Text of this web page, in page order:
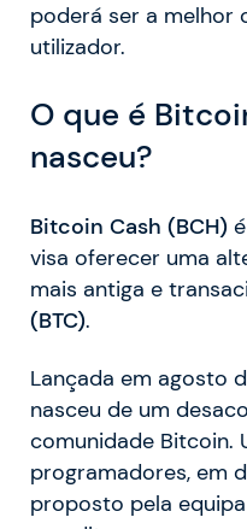
poderá ser a melhor
utilizador.
O que é
nasceu?
Bitcoin Cash (BCH)
visa oferecer uma
mais antiga e
(BTC).
Lançada em agosto
nasceu de um
comunidade Bitcoin.
programadores, em
proposto pela